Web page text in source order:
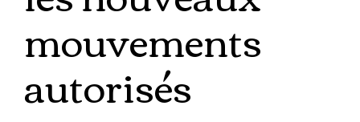
mouvements
autorisés